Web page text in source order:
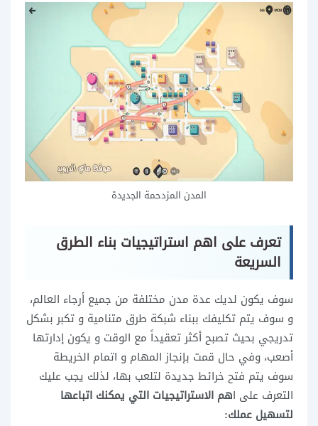
المدن المزدحمة الجديدة
تعرف على اهم استراتيجيات بناء الطرق
السريعة
سوف يكون لديك عدة مدن مختلفة من جميع أرجاء العالم،
و سوف يتم تكليفك ببناء شبكة طرق متنامية و تكبر بشكل
تدريجي بحيث تصبح أكثر تعقيداً مع الوقت و يكون إدارتها
أصعب، وفي حال قمت بإنجاز المهام و اتمام الخريطة
سوف يتم فتح خرائط جديدة لتلعب بها، لذلك يجب عليك
التعرف على اهم الاستراتيجيات التي يمكنك اتباعها
لتسهيل عملك: